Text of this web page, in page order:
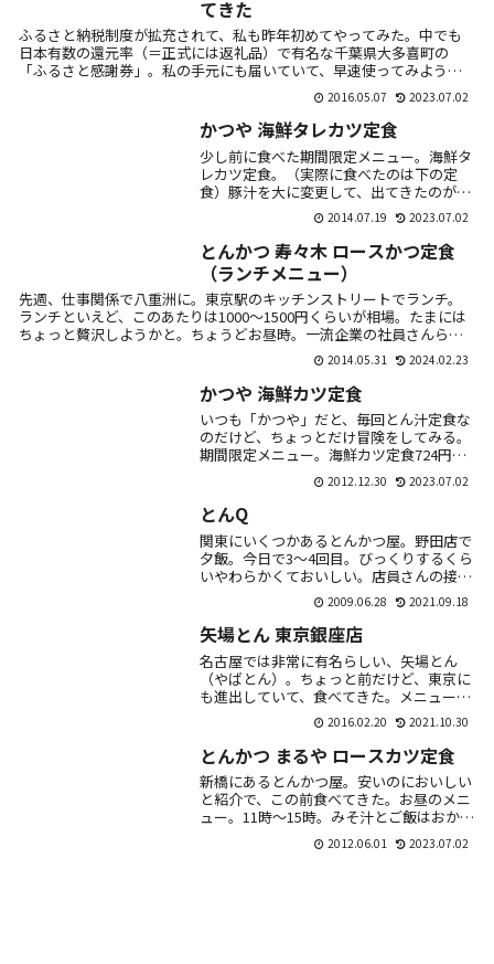
てきた
ふるさと納税制度が拡充されて、私も昨年初めてやってみた。中でも
日本有数の還元率（＝正式には返礼品）で有名な千葉県大多喜町の
「ふるさと感謝券」。私の手元にも届いていて、早速使ってみよう
2016.05.07 2023.07.02
かつや 海鮮タレカツ定食
少し前に食べた期間限定メニュー。海鮮タ
レカツ定食。（実際に食べたのは下の定
食）豚汁を大に変更して、出てきたのがこ
ちら。エビフライとイカフライに、甘辛の
たれがかけられてる。うーん。かなり微
妙・・・・。し...
2014.07.19 2023.07.02
とんかつ 寿々木 ロースかつ定食
（ランチメニュー）
先週、仕事関係で八重洲に。東京駅のキッチンストリートでランチ。
ランチといえど、このあたりは1000～1500円くらいが相場。たまには
ちょっと贅沢しようかと。ちょうどお昼時。一流企業の社員さんらし
2014.05.31 2024.02.23
かつや 海鮮カツ定食
いつも「かつや」だと、毎回とん汁定食な
のだけど、ちょっとだけ冒険をしてみる。
期間限定メニュー。海鮮カツ定食724円＋
とん汁大へ変更52円実物がこちら。エビフ
ライ2本、サケフライ2枚、ホタテ2枚。特
段感...
2012.12.30 2023.07.02
とんQ
関東にいくつかあるとんかつ屋。野田店で
夕飯。今日で3～4回目。びっくりするくら
いやわらかくておいしい。店員さんの接客
もとても丁寧です。予算1500円～2000円
ぐらい。ごはんと味噌汁は好きなのを選べ
る...
2009.06.28 2021.09.18
矢場とん 東京銀座店
名古屋では非常に有名らしい、矢場とん
（やばとん）。ちょっと前だけど、東京に
も進出していて、食べてきた。メニュー。
「わらじとんかつ」というのが有名らし
い。多すぎるので、普通のロースかつを注
文！それでも、...
2016.02.20 2021.10.30
とんかつ まるや ロースカツ定食
新橋にあるとんかつ屋。安いのにおいしい
と紹介で、この前食べてきた。お昼のメニ
ュー。11時～15時。みそ汁とご飯はおかわ
り自由。ロースカツ定食。700円。おぉ！
厚みがある。ソースかける。やわらかい。
2012.06.01 2023.07.02